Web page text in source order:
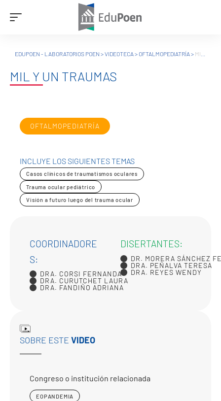
EDUPOEN - LABORATORIOS POEN >VIDEOTECA> OFTALMOPEDIATRÍA> MIL Y UN TRAUMAS
MIL Y UN TRAUMAS
OFTALMOPEDIATRÍA
INCLUYE LOS SIGUIENTES TEMAS
Casos clínicos de traumatismos oculares
Trauma ocular pediátrico
Visión a futuro luego del trauma ocular
COORDINADORE
S:
DRA. CORSI FERNANDA
DRA. CURUTCHET LAURA
DRA. FANDIÑO ADRIANA
DISERTANTES:
DR. MORERA SÁNCHEZ
DRA. PEÑALVA TERESA
DRA. REYES WENDY
SOBRE ESTE VIDEO
Congreso o institución relacionada
EOPANDEMIA